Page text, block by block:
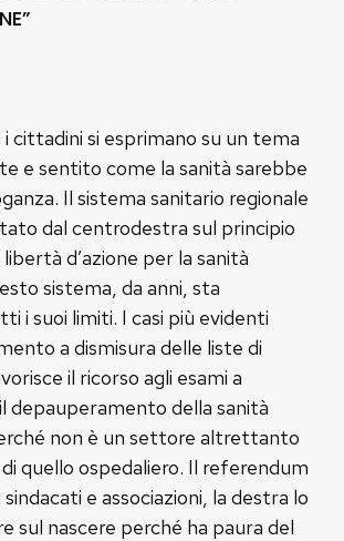
i cittadini si esprimano su un tema
e sentito come la sanità sarebbe
Il sistema sanitario regionale
dal centrodestra sul principio
d’azione per la sanità
sistema, da anni, sta
i suoi limiti. I casi più evidenti
a dismisura delle liste di
il ricorso agli esami a
depauperamento della sanità
non è un settore altrettanto
quello ospedaliero. Il referendum
e associazioni, la destra lo
sul nascere perché ha paura del